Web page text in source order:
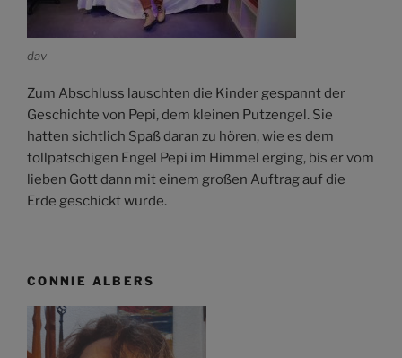
dav
Zum Abschluss lauschten die Kinder gespannt der
Geschichte von Pepi, dem kleinen Putzengel. Sie
hatten sichtlich Spaß daran zu hören, wie es dem
tollpatschigen Engel Pepi im Himmel erging, bis er vom
lieben Gott dann mit einem großen Auftrag auf die
Erde geschickt wurde.
CONNIE ALBERS